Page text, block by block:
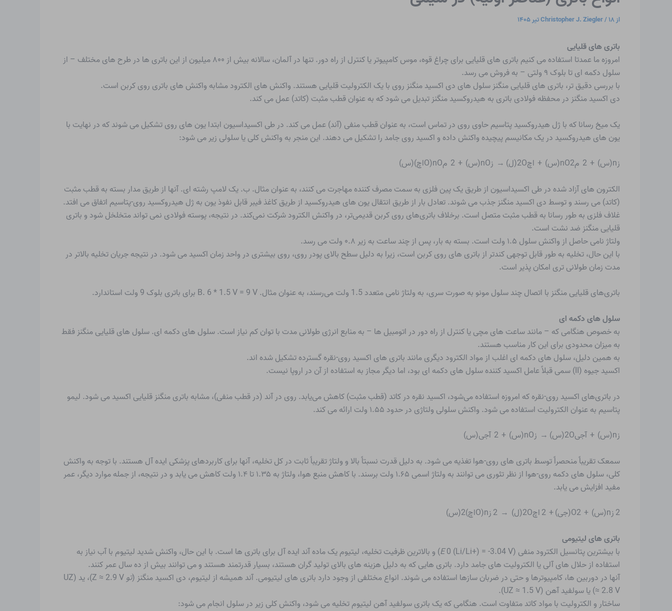
از Christopher J. Ziegler/۱۸ تیر ۱۴۰۵
باتری های قلیایی
امروزه ما عمدتا استفاده می کنیم باتری های قلیایی
برای چراغ قوه، موس کامپیوتر یا کنترل از راه دور. تنها در آلمان، سالانه بیش از ۸۰۰ میلیون از این باتری ها در طرح های مختلف – از
سلول دکمه ای تا بلوک ۹ ولتی – به فروش می رسد.
با بررسی دقیق تر، باتری های قلیایی منگنز سلول های دی اکسید منگنز روی با یک الکترولیت قلیایی هستند. واکنش های الکترود مشابه واکنش های باتری روی کربن است.
دی اکسید منگنز در محفظه فولادی باتری به هیدروکسید منگنز تبدیل می شود که به عنوان قطب مثبت (کاتد) عمل می کند.
یک میخ رسانا که با ژل هیدروکسید پتاسیم حاوی روی در تماس است، به عنوان قطب منفی (آند) عمل می کند. در طی اکسیداسیون ابتدا یون های روی تشکیل می شوند که در نهایت با
یون های هیدروکسید در یک مکانیسم پیچیده واکنش داده و اکسید روی جامد را تشکیل می دهند. این منجر به واکنش کلی یا سلولی زیر می شود:
زn(س) + 2 مnO2(س) + اچ2O(ل) → زnO(س) + 2 مnO(Oاچ)(س)
الکترون های آزاد شده در طی اکسیداسیون از طریق یک پین فلزی به سمت مصرف کننده مهاجرت می کنند، به عنوان مثال. ب. یک لامپ رشته ای. آنها از طریق مدار بسته به قطب مثبت
(کاتد) می رسند و توسط دی اکسید منگنز جذب می شوند. تعادل بار از طریق انتقال یون های هیدروکسید از طریق کاغذ فیبر قابل نفوذ یون به ژل هیدروکسید روی-پتاسیم اتفاق می افتد.
غلاف فلزی به طور رسانا به قطب مثبت متصل است. برخلاف باتری‌های روی کربن قدیمی‌تر، در واکنش الکترود شرکت نمی‌کند. در نتیجه، پوسته فولادی نمی تواند متخلخل شود و باتری
قلیایی منگنز ضد نشت است.
ولتاژ نامی حاصل از واکنش سلول ۱.۵ ولت است. بسته به بار، پس از چند ساعت به زیر ۰.۸ ولت می رسد.
با این حال، تخلیه به طور قابل توجهی کندتر از باتری های روی کربن است، زیرا به دلیل سطح بالای پودر روی، روی بیشتری در واحد زمان اکسید می شود. در نتیجه جریان تخلیه بالاتر در
مدت زمان طولانی تری امکان پذیر است.
باتری‌های قلیایی منگنز با اتصال چند سلول مونو به صورت سری، به ولتاژ نامی متعدد 1.5 ولت می‌رسند، به عنوان مثال. B. 6 * 1.5 V = 9 V برای باتری بلوک 9 ولت استاندارد.
سلول های دکمه ای
به خصوص هنگامی که – مانند ساعت های مچی یا کنترل از راه دور در اتومبیل ها – به منابع انرژی طولانی مدت با توان کم نیاز است.سلول های دکمه ای. سلول های قلیایی منگنز فقط
به میزان محدودی برای این کار مناسب هستند.
به همین دلیل، سلول های دکمه ای اغلب از مواد الکترود دیگری مانند باتری های اکسید روی-نقره گسترده تشکیل شده اند.
اکسید جیوه (II) سمی قبلاً عامل اکسید کننده سلول های دکمه ای بود، اما دیگر مجاز به استفاده از آن در اروپا نیست.
در باتری‌های اکسید روی-نقره که امروزه استفاده می‌شود، اکسید نقره در کاتد (قطب مثبت) کاهش می‌یابد. روی در آند (در قطب منفی)، مشابه باتری منگنز قلیایی اکسید می شود. لیمو
پتاسیم به عنوان الکترولیت استفاده می شود. واکنش سلولی ولتاژی در حدود ۱.۵۵ ولت ارائه می کند.
زn(س) + آجی2O(س) → زnO(س) + 2 آجی(س)
سمعک تقریباً منحصراً توسط باتری های روی-هوا تغذیه می شود. به دلیل قدرت نسبتاً بالا و ولتاژ تقریباً ثابت در کل تخلیه، آنها برای کاربردهای پزشکی ایده آل هستند. با توجه به واکنش
کلی، سلول های دکمه روی-هوا از نظر تئوری می توانند به ولتاژ اسمی ۱.۶۵ ولت برسند. با کاهش منبع هوا، ولتاژ به ۱.۳۵ تا ۱.۴ ولت کاهش می یابد و در نتیجه، از جمله موارد دیگر، عمر
مفید افزایش می یابد.
2 زn(س) + O2(جی) + 2 اچ2O(ل) → 2 زn(Oاچ)2(س)
باتری های لیتیومی
با بیشترین پتانسیل الکترود منفی (
E0 (Li/Li+) = -3.04 V) و بالاترین ظرفیت تخلیه، لیتیوم یک ماده آند ایده آل برای باتری ها است. با این حال، واکنش شدید لیتیوم با آب نیاز به
استفاده از حلال های آلی یا الکترولیت های جامد دارد. باتری هایی که به دلیل هزینه های بالای تولید گران هستند، بسیار قدرتمند هستند و می توانند بیش از ده سال عمر کنند.
آنها در دوربین ها، کامپیوترها و حتی در ضربان سازها استفاده می شوند. انواع مختلفی از وجود دارد باتری های لیتیومی. آند همیشه از لیتیوم، دی اکسید منگنز (تو
Z ≈ 2.9 V)، ید (UZ
≈ 2.8 V) یا سولفید آهن (UZ ≈ 1.5 V).
ساختار و الکترولیت با مواد کاتد متفاوت است. هنگامی که یک باتری سولفید آهن لیتیوم تخلیه می شود، واکنش کلی زیر در سلول انجام می شود: